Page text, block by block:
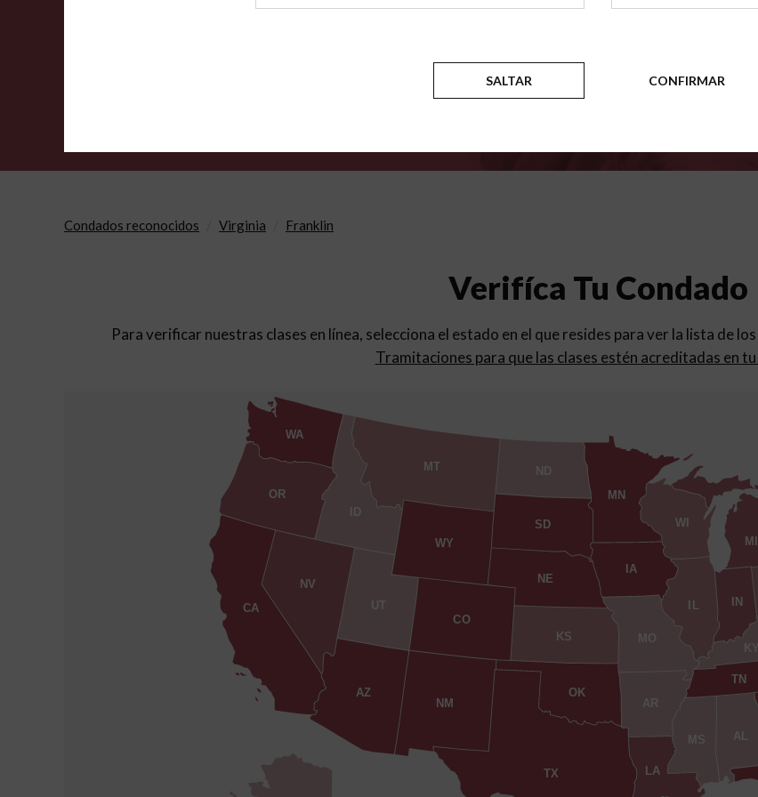
Condados reconocidos Virginia Franklin
Verifíca Tu Condado
Para verificar nuestras clases en línea, selecciona el estado en el que resides para ver la lista de
Tramitaciones para que las clases estén acreditadas en
AL
AZ
AR
CA
CO
ID
IN
IA
KS
KY
LA
MI
MN
MS
MO
MT
NE
NV
NM
ND
OK
OR
SD
TN
TX
UT
WA
WI
WY
SALTAR CONFIRMAR